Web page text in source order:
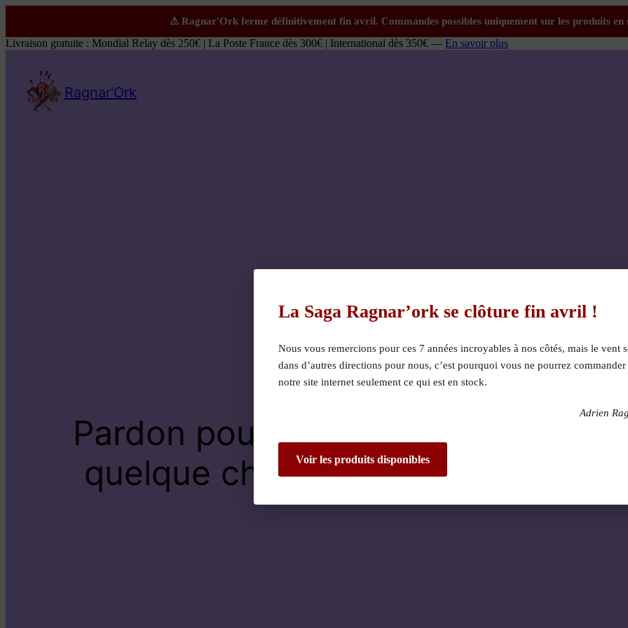
Livraison gratuite : Mondial Relay dès 250€ | La Poste France dès 300€ | International dès 350€ — En savoir plus
Ragnar'Ork
Pardon pour le dérangement !
quelque chose de fantastique –
La Saga Ragnar’ork se clôture fin avril !
Nous vous remercions pour ces 7 années incroyables à nos côtés, mais le vent
dans d’autres directions pour nous, c’est pourquoi vous ne pourrez
notre site internet seulement ce qui est en stock.
Adrien
Voir les produits disponibles